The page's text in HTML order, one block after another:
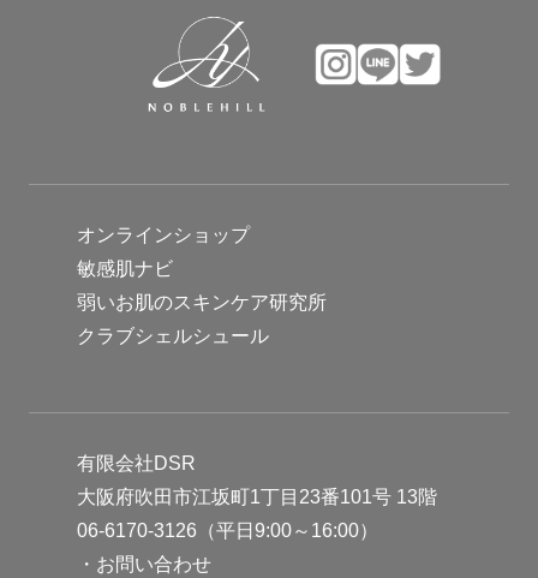
オンラインショップ
敏感肌ナビ
弱いお肌のスキンケア研究所
クラブシェルシュール
有限会社DSR
大阪府吹田市江坂町1丁目23番101号 13階
06-6170-3126（平日9:00～16:00）
・ お問い合わせ